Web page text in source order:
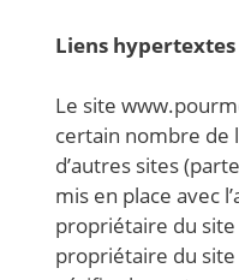
Liens
Le site
certain nombre de
d’autres sites
mis en place avec
propriétaire du site
propriétaire du site